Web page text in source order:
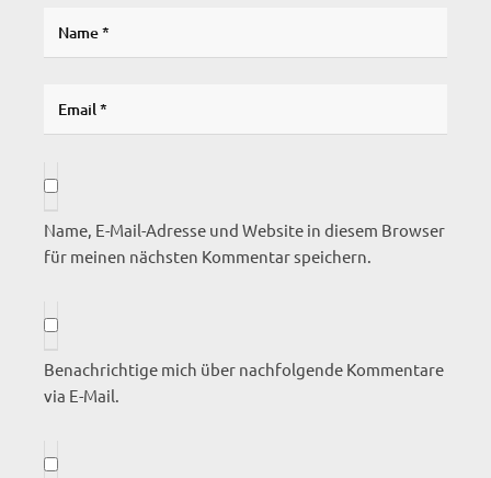
Name, E-Mail-Adresse und Website in diesem Browser
für meinen nächsten Kommentar speichern.
Benachrichtige mich über nachfolgende Kommentare
via E-Mail.